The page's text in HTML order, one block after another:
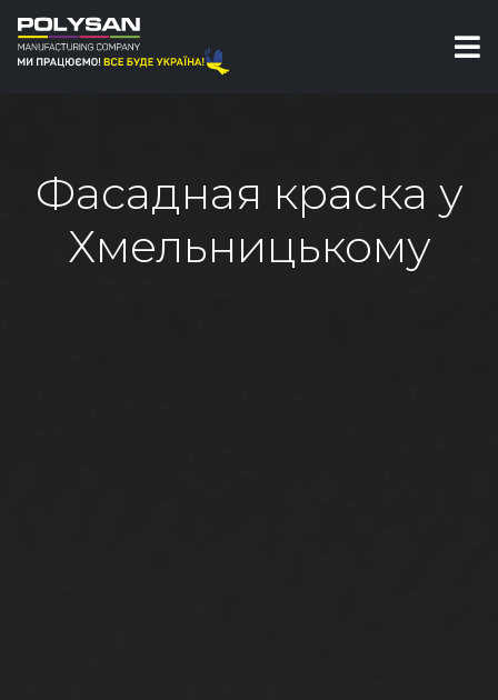
Фасадная краска у
Хмельницькому